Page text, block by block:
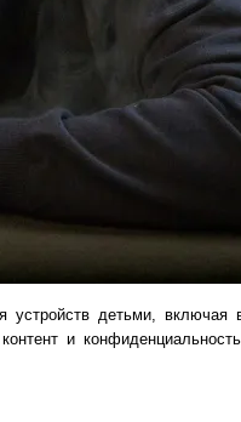
детьми, включая
и